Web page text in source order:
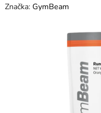
hodnocení
Značka: GymBeam